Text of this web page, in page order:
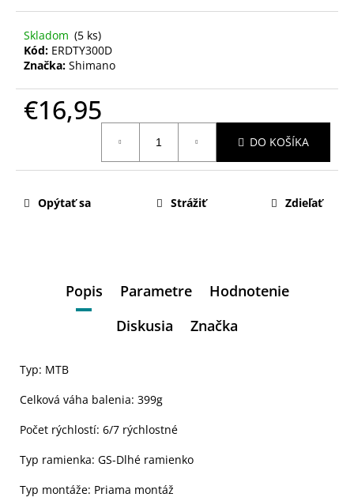
Skladom (5 ks)
Kód: ERDTY300D
Značka: Shimano
€16,95
DO KOŠÍKA
Opýtať sa Strážiť Zdieľať
Popis Parametre
Hodnotenie
Diskusia
Značka
Typ: MTB
Celková váha balenia: 399g
Počet rýchlostí: 6/7 rýchlostné
Typ ramienka: GS-Dlhé ramienko
Typ montáže: Priama montáž